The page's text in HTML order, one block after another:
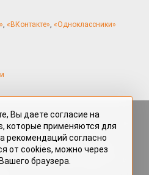
, «ВКонтакте», «Одноклассники»
размещённые на портале
нештатными авторами
авторского права. Полное или
размещённых на портале
с письменного согласия редакции
Вы даете согласие на
которые применяются для
рекомендаций согласно
от cookies, можно через
браузера.